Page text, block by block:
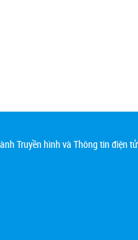
Truyền hình và Thông tin điện tử